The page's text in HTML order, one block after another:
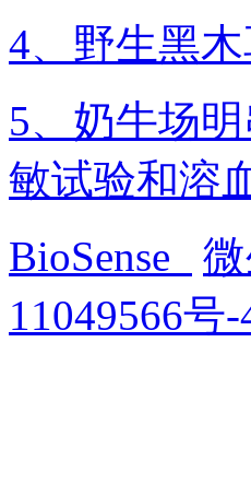
4、野生黑
5、奶牛场
敏试验和溶
BioSense
11049566号-